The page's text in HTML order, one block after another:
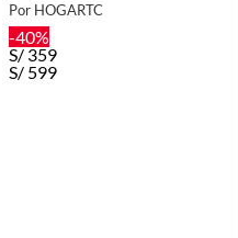
Por HOGARTC
-40%
S/ 359
S/ 599